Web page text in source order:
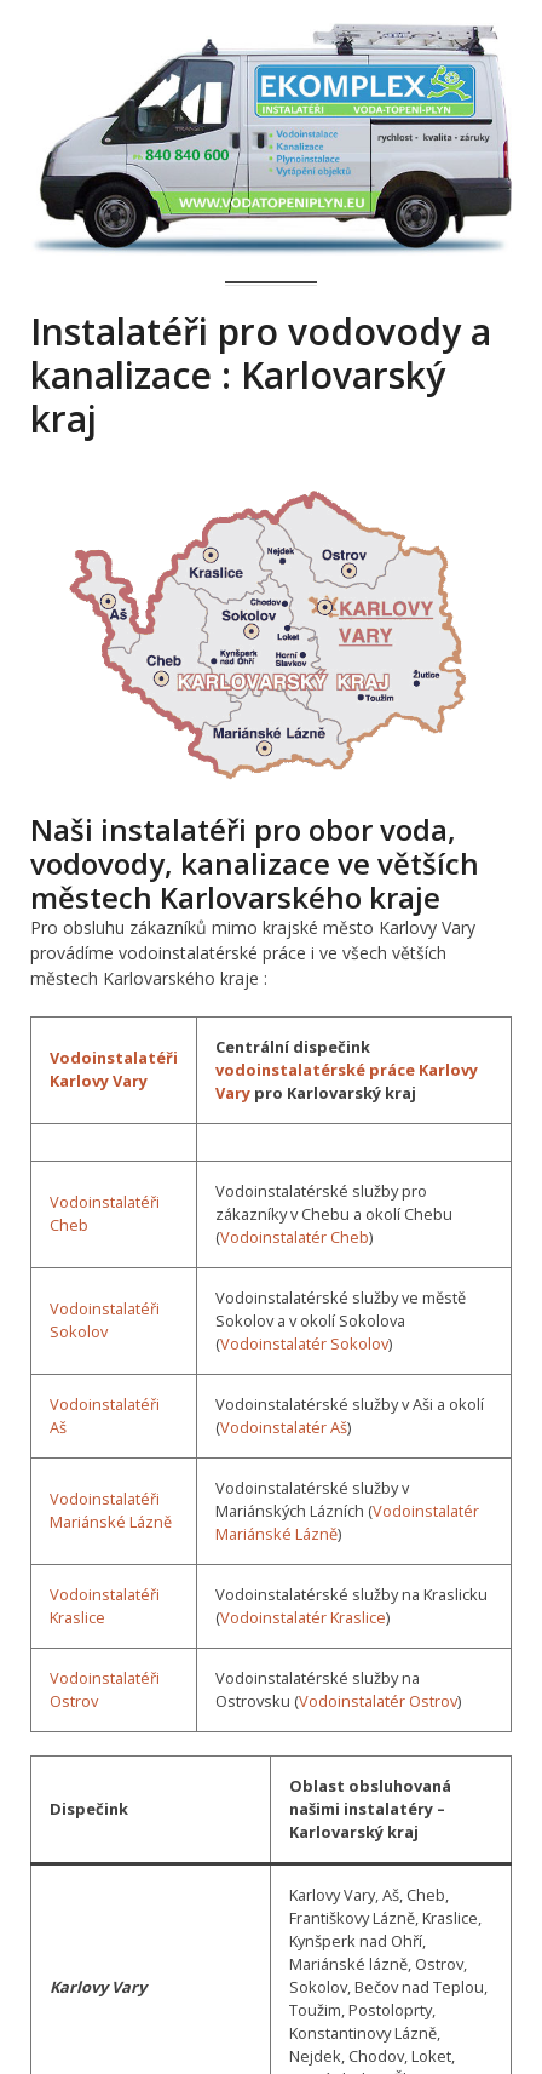
Instalatéři pro vodovody a
kanalizace : Karlovarský
kraj
Naši instalatéři pro obor voda,
vodovody, kanalizace ve větších
městech Karlovarského kraje
Pro obsluhu zákazníků mimo krajské město Karlovy Vary
provádíme vodoinstalatérské práce i ve všech větších
městech Karlovarského kraje :
Vodoinstalatéři
Karlovy Vary
Centrální dispečink
vodoinstalatérské práce Karlovy
Vary pro Karlovarský kraj
Vodoinstalatéři
Cheb
Vodoinstalatérské služby pro
zákazníky v Chebu a okolí Chebu
(Vodoinstalatér Cheb)
Vodoinstalatéři
Sokolov
Vodoinstalatérské služby ve městě
Sokolov a v okolí Sokolova
(Vodoinstalatér Sokolov)
Vodoinstalatéři
Aš
Vodoinstalatérské služby v Aši a okolí
(Vodoinstalatér Aš)
Vodoinstalatéři
Mariánské Lázně
Vodoinstalatérské služby v
Mariánských Lázních (Vodoinstalatér
Mariánské Lázně)
Vodoinstalatéři
Kraslice
Vodoinstalatérské služby na Kraslicku
(Vodoinstalatér Kraslice)
Vodoinstalatéři
Ostrov
Vodoinstalatérské služby na
Ostrovsku (Vodoinstalatér Ostrov)
Dispečink
Oblast obsluhovaná
našimi instalatéry –
Karlovarský kraj
Karlovy Vary
Karlovy Vary, Aš, Cheb,
Františkovy Lázně, Kraslice,
Kynšperk nad Ohří,
Mariánské lázně, Ostrov,
Sokolov, Bečov nad Teplou,
Toužim, Postoloprty,
Konstantinovy Lázně,
Nejdek, Chodov, Loket,